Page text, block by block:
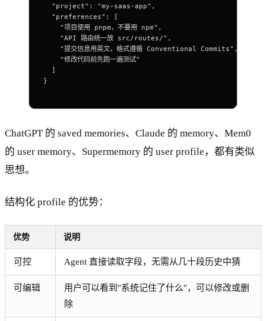
  "project": "my-saas-app",
  "preferences": [
    "项目使用 pnpm，不要用 npm",
    "API 路由统一放 src/routes/",
    "提交信息用英文，格式遵循 Conventional Commits",
    "修改代码前先跑一遍测试"
  ]
}
ChatGPT 的 saved memories、Claude 的 memory、Mem0
的 user memory、Supermemory 的 user profile，都有类似
思想。
结构化 profile 的优势：
优势 说明
可控 Agent 直接读取字段，无需从几十段历史中猜
可编辑
用户可以看到"系统记住了什么"，可以修改或删
除